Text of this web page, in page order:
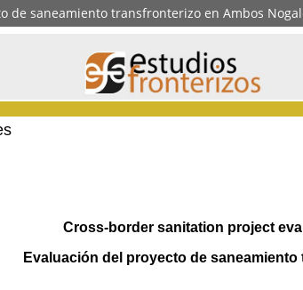
de saneamiento transfronterizo en Ambos